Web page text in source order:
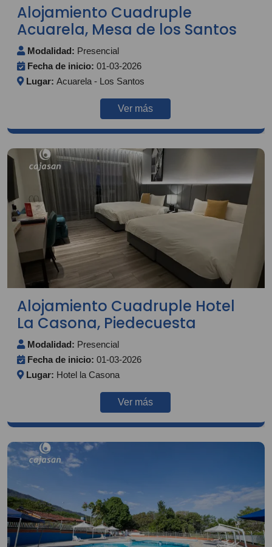
Alojamiento Cuadruple
Acuarela, Mesa de los Santos
Modalidad: Presencial
Fecha de inicio: 01-03-2026
Lugar: Acuarela - Los Santos
Ver más
Alojamiento Cuadruple Hotel
La Casona, Piedecuesta
Modalidad: Presencial
Fecha de inicio: 01-03-2026
Lugar: Hotel la Casona
Ver más